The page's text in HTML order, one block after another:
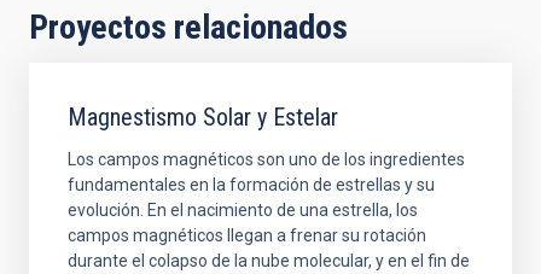
Proyectos relacionados
Magnestismo Solar y Estelar
Los campos magnéticos son uno de los ingredientes
fundamentales en la formación de estrellas y su
evolución. En el nacimiento de una estrella, los
campos magnéticos llegan a frenar su rotación
durante el colapso de la nube molecular, y en el fin de